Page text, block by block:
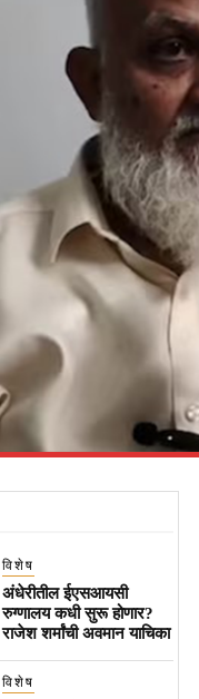
विशेष
अंधेरीतील ईएसआयसी
रुग्णालय कधी सुरू होणार?
राजेश शर्मांची अवमान याचिका
विशेष